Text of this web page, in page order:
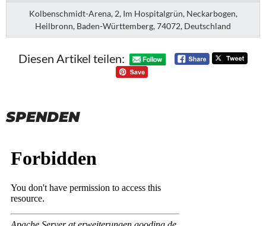
Kolbenschmidt-Arena, 2, Im Hospitalgrün, Neckarbogen,
Heilbronn, Baden-Württemberg, 74072, Deutschland
Diesen Artikel teilen:
SPENDEN